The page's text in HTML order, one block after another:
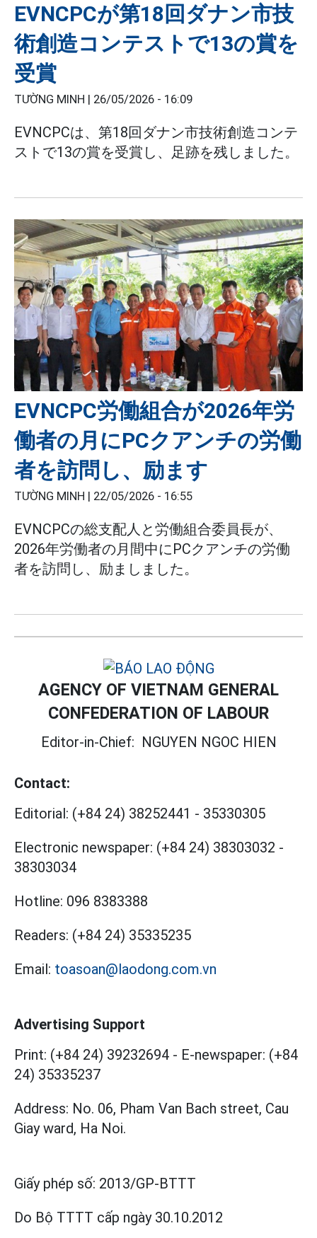
EVNCPCが第18回ダナン市技
術創造コンテストで13の賞を
受賞
TƯỜNG MINH | 26/05/2026 - 16:09
EVNCPCは、第18回ダナン市技術創造コンテ
ストで13の賞を受賞し、足跡を残しました。
EVNCPC労働組合が2026年労
働者の月にPCクアンチの労働
者を訪問し、励ます
TƯỜNG MINH | 22/05/2026 - 16:55
EVNCPCの総支配人と労働組合委員長が、
2026年労働者の月間中にPCクアンチの労働
者を訪問し、励ましました。
AGENCY OF VIETNAM GENERAL
CONFEDERATION OF LABOUR
Editor-in-Chief: NGUYEN NGOC HIEN
Contact:
Editorial: (+84 24) 38252441 - 35330305
Electronic newspaper: (+84 24) 38303032 -
38303034
Hotline: 096 8383388
Readers: (+84 24) 35335235
Email: toasoan@laodong.com.vn
Advertising Support
Print: (+84 24) 39232694 - E-newspaper: (+84
24) 35335237
Address: No. 06, Pham Van Bach street, Cau
Giay ward, Ha Noi.
Giấy phép số: 2013/GP-BTTT
Do Bộ TTTT cấp ngày 30.10.2012